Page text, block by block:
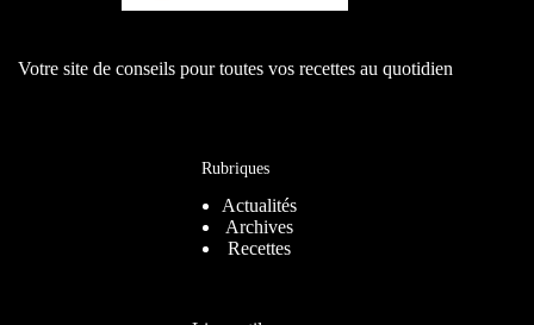
Votre site de conseils pour toutes vos recettes au quotidien
Rubriques
Actualités
Archives
Recettes